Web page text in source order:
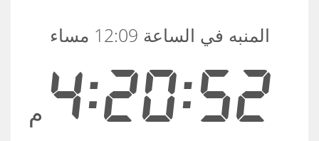
4:20:53 م
المنبه في الساعة 12:09 مساء